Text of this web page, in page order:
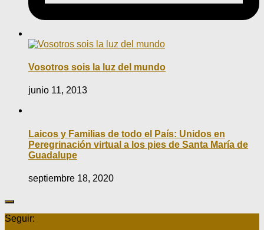
Vosotros sois la luz del mundo
junio 11, 2013
Laicos y Familias de todo el País: Unidos en
Peregrinación virtual a los pies de Santa María de
Guadalupe
septiembre 18, 2020
Seguir: